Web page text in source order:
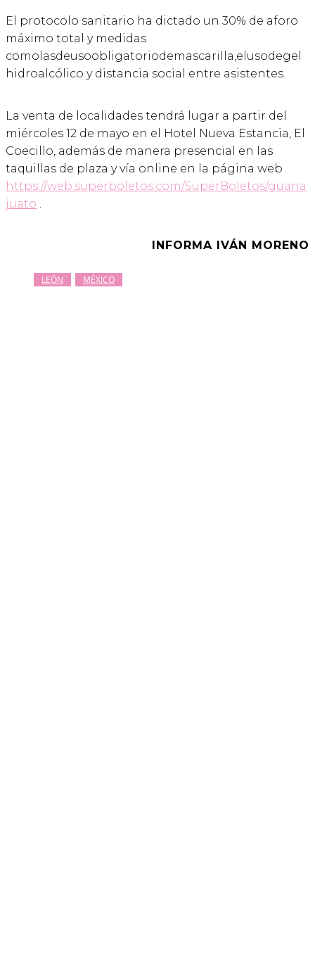
El protocolo sanitario ha dictado un 30% de aforo
máximo total y medidas
comolasdeusoobligatoriodemascarilla,elusodegel
hidroalcólico y distancia social entre asistentes.
La venta de localidades tendrá lugar a partir del
miércoles 12 de mayo en el Hotel Nueva Estancia, El
Coecillo, además de manera presencial en las
taquillas de plaza y vía online en la página web
https://web.superboletos.com/SuperBoletos/guana
juato .
INFORMA IVÁN MORENO
LEÓN MÉXICO